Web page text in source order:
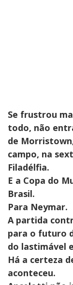
Se frustrou
todo, não
de
campo, na
Filadélfia.
E a Copa do
Brasil.
Para Neymar.
A partida
para o futuro
do lastimável
Há a certeza
aconteceu.